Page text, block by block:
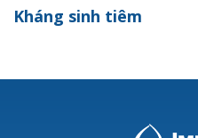
Ceftizoxim®
Kháng sinh tiêm